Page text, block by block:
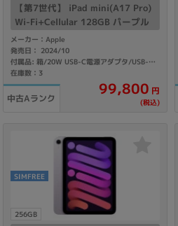
【第7世代】 iPad mini(A17 Pro)
Wi-Fi+Cellular 128GB パープル
MXPR3J/A A2995 【国内版SIM
フリー】
メーカー：Apple
発売日： 2024/10
付属品: 箱/20W USB-C電源アダプタ/USB-C充電ケーブル(1m)/マニュアル
在庫数：3
中古Aランク
99,800 円
(税込)
256GB
SIMFREE
MacOS ChromeOS その他